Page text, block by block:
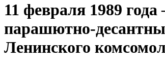
11 февраля 1989
парашютно-
Ленинского